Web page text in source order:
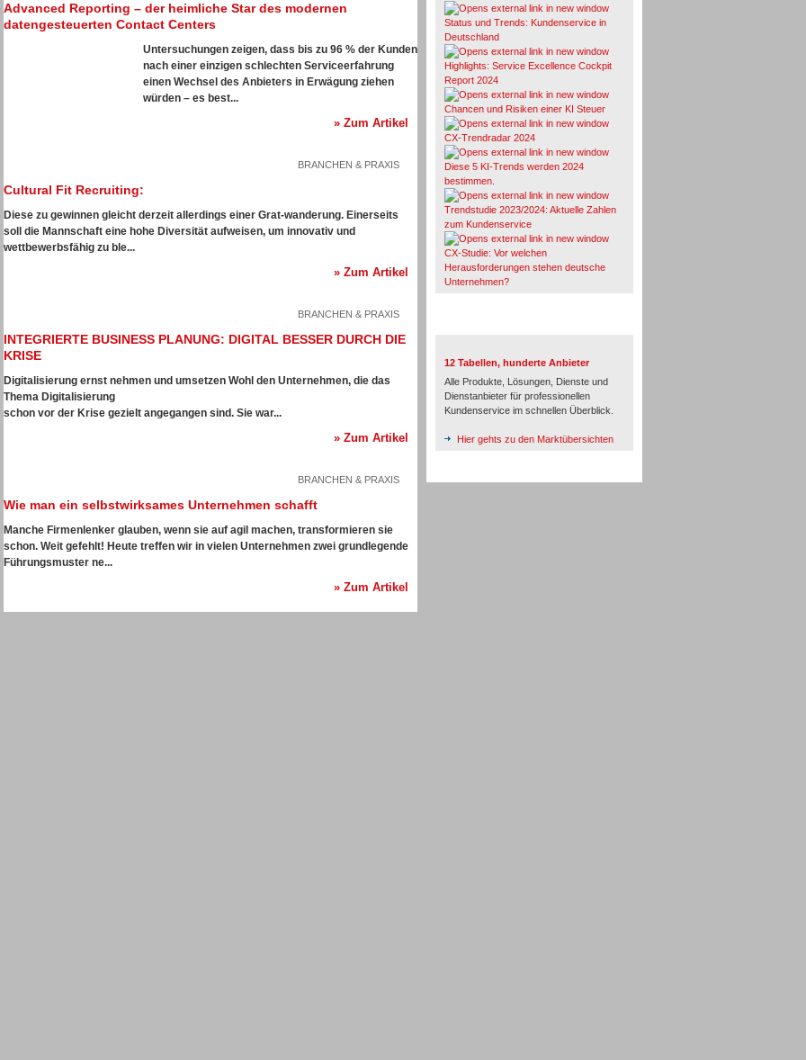
Advanced Reporting – der heimliche Star des modernen
datengesteuerten Contact Centers
Untersuchungen zeigen, dass bis zu 96 % der Kunden
nach einer einzigen schlechten Serviceerfahrung
einen Wechsel des Anbieters in Erwägung ziehen
würden – es best...
» Zum Artikel
BRANCHEN & PRAXIS
Cultural Fit Recruiting:
Diese zu gewinnen gleicht derzeit allerdings einer Grat-wanderung. Einerseits
soll die Mannschaft eine hohe Diversität aufweisen, um innovativ und
wettbewerbsfähig zu ble...
» Zum Artikel
BRANCHEN & PRAXIS
INTEGRIERTE BUSINESS PLANUNG: DIGITAL BESSER DURCH DIE
KRISE
Digitalisierung ernst nehmen und umsetzen Wohl den Unternehmen, die das
Thema Digitalisierung
schon vor der Krise gezielt angegangen sind. Sie war...
» Zum Artikel
BRANCHEN & PRAXIS
Wie man ein selbstwirksames Unternehmen schafft
Manche Firmenlenker glauben, wenn sie auf agil machen, transformieren sie
schon. Weit gefehlt! Heute treffen wir in vielen Unternehmen zwei grundlegende
Führungsmuster ne...
» Zum Artikel
Status und Trends: Kundenservice in
Deutschland
Highlights: Service Excellence Cockpit
Report 2024
Chancen und Risiken einer KI Steuer
CX-Trendradar 2024
Diese 5 KI-Trends werden 2024
bestimmen.
Trendstudie 2023/2024: Aktuelle Zahlen
zum Kundenservice
CX-Studie: Vor welchen
Herausforderungen stehen deutsche
Unternehmen?
12 Tabellen, hunderte Anbieter
Alle Produkte, Lösungen, Dienste und
Dienstanbieter für professionellen
Kundenservice im schnellen Überblick.
Hier gehts zu den Marktübersichten